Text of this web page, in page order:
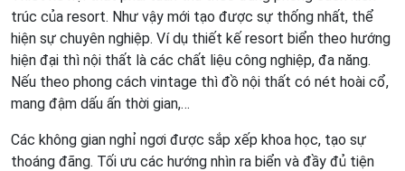
trúc của resort. Như vậy mới tạo được sự thống nhất, thể
hiện sự chuyên nghiệp. Ví dụ thiết kế resort biển theo hướng
hiện đại thì nội thất là các chất liệu công nghiệp, đa năng.
Nếu theo phong cách vintage thì đồ nội thất có nét hoài cổ,
mang đậm dấu ấn thời gian,…
Các không gian nghỉ ngơi được sắp xếp khoa học, tạo sự
thoáng đãng. Tối ưu các hướng nhìn ra biển và đầy đủ tiện